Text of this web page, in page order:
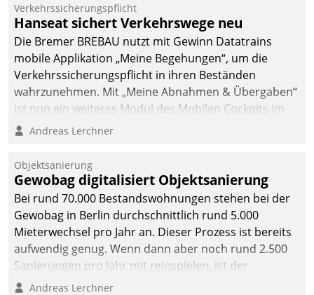
Verkehrssicherungspflicht
Hanseat sichert Verkehrswege neu
Die Bremer BREBAU nutzt mit Gewinn Datatrains
mobile Applikation „Meine Begehungen“, um die
Verkehrssicherungspflicht in ihren Beständen
wahrzunehmen. Mit „Meine Abnahmen & Übergaben“
ist nun ein weiteres Modul des Mobilen Cockpits im
Einsatz.
Andreas Lerchner
Objektsanierung
Gewobag digitalisiert Objektsanierung
Bei rund 70.000 Bestandswohnungen stehen bei der
Gewobag in Berlin durchschnittlich rund 5.000
Mieterwechsel pro Jahr an. Dieser Prozess ist bereits
aufwendig genug. Wenn dann aber noch rund 2.500
Sanierungen pro Jahr mit reinspielen, ist der
Betreuungs- und Organisationsaufwand immens. Im
Andreas Lerchner